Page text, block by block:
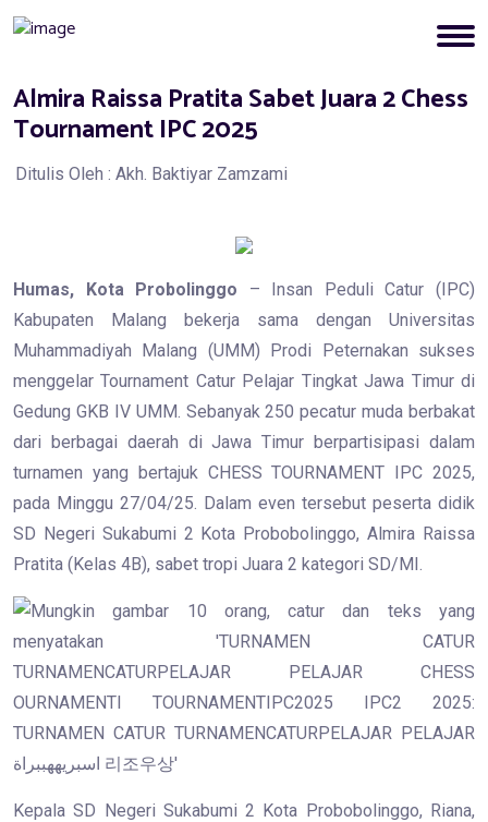
Almira Raissa Pratita Sabet Juara 2 Chess
Tournament IPC 2025
Ditulis Oleh : Akh. Baktiyar Zamzami
Humas, Kota Probolinggo – Insan Peduli Catur (IPC)
Kabupaten Malang bekerja sama dengan Universitas
Muhammadiyah Malang (UMM) Prodi Peternakan sukses
menggelar Tournament Catur Pelajar Tingkat Jawa Timur di
Gedung GKB IV UMM. Sebanyak 250 pecatur muda berbakat
dari berbagai daerah di Jawa Timur berpartisipasi dalam
turnamen yang bertajuk CHESS TOURNAMENT IPC 2025,
pada Minggu 27/04/25. Dalam even tersebut peserta didik
SD Negeri Sukabumi 2 Kota Probobolinggo, Almira Raissa
Pratita (Kelas 4B), sabet tropi Juara 2 kategori SD/MI.
Kepala SD Negeri Sukabumi 2 Kota Probobolinggo, Riana,